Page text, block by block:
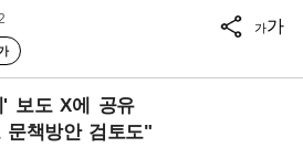
가가
' 보도 X에 공유
문책방안 검토도"